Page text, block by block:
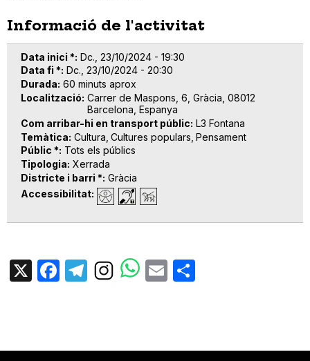
Informació de l'activitat
Data inici * Dc., 23/10/2024 - 19:30
Data fi * Dc., 23/10/2024 - 20:30
Durada 60 minuts aprox
Localització Carrer de Maspons, 6, Gràcia, 08012
Barcelona, Espanya
Com arribar-hi en transport públic L3 Fontana
Temàtica Cultura Cultures populars Pensament
Públic * Tots els públics
Tipologia Xerrada
Districte i barri * Gràcia
Accessibilitat
X Facebook
TelegramEmail